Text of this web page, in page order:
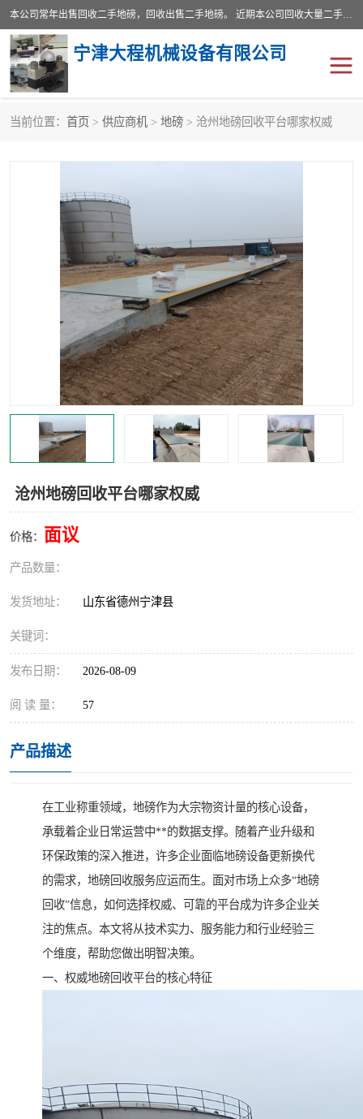
本公司常年出售回收二手地磅，回收出售二手地磅。 近期本公司回收大量二手地磅，型号齐全，宽度从2米到3.5米，长度5米到25米，承重吨位从10到200吨，成色7—9成新。 ? 使用年限6个月至2年，产品来源于个人闲置品，工矿企业停用品，因小换大而来。 精准度和新的一样， 二手地磅是内行人的选择，打个电话就省钱朋友您好等什么
宁津大程机械设备有限公司
当前位置： 首页 > 供应商机 > 地磅 > 沧州地磅回收平台哪家权威
沧州地磅回收平台哪家权威
价格： 面议
产品数量：
发货地址： 山东省德州宁津县
关键词：
发布日期： 2026-08-09
阅 读 量： 57
产品描述
在工业称重领域，地磅作为大宗物资计量的核心设备，
承载着企业日常运营中**的数据支撑。随着产业升级和
环保政策的深入推进，许多企业面临地磅设备更新换代
的需求，地磅回收服务应运而生。面对市场上众多“地磅
回收”信息，如何选择权威、可靠的平台成为许多企业关
注的焦点。本文将从技术实力、服务能力和行业经验三
个维度，帮助您做出明智决策。
一、权威地磅回收平台的核心特征
烘干机
装载机电子秤 输送机
半自动输送机 全自动输送机
食品螺旋塔
撕碎机 木材撕碎机
塑料撕碎机 金属撕碎机